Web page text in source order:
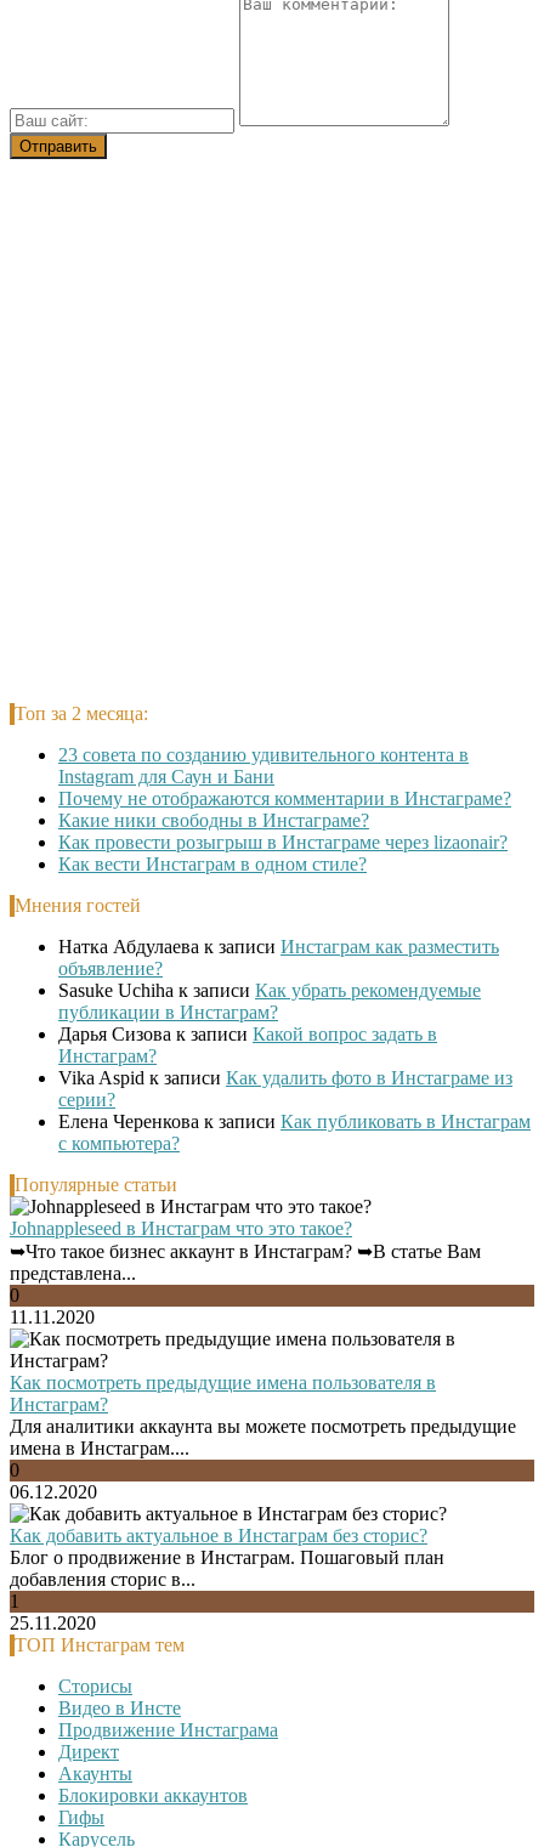
Топ за 2 месяца:
23 совета по созданию удивительного контента в
Instagram для Саун и Бани
Почему не отображаются комментарии в Инстаграме?
Какие ники свободны в Инстаграме?
Как провести розыгрыш в Инстаграме через lizaonair?
Как вести Инстаграм в одном стиле?
Мнения гостей
Натка Абдулаева к записи Инстаграм как разместить
объявление?
Sasuke Uchiha к записи Как убрать рекомендуемые
публикации в Инстаграм?
Дарья Сизова к записи Какой вопрос задать в
Инстаграм?
Vika Aspid к записи Как удалить фото в Инстаграме из
серии?
Елена Черенкова к записи Как публиковать в Инстаграм
с компьютера?
Популярные статьи
Johnappleseed в Инстаграм что это такое?
➥Что такое бизнес аккаунт в Инстаграм? ➥В статье Вам
представлена...
0
11.11.2020
Как посмотреть предыдущие имена пользователя в
Инстаграм?
Для аналитики аккаунта вы можете посмотреть предыдущие
имена в Инстаграм....
0
06.12.2020
Как добавить актуальное в Инстаграм без сторис?
Блог о продвижение в Инстаграм. Пошаговый план
добавления сторис в...
1
25.11.2020
ТОП Инстаграм тем
Сторисы
Видео в Инсте
Продвижение Инстаграма
Директ
Акаунты
Блокировки аккаунтов
Гифы
Карусель